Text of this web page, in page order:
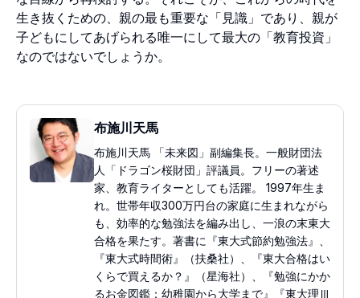
生き抜くための、親の最も重要な「見識」であり、親が
子どもにしてあげられる唯一にして最大の「教育投資」
なのではないでしょうか。
布施川天馬
布施川天馬 「未来図」副編集長。一般財団法
人「ドラゴン桜財団」評議員。フリーの著述
家、教育ライターとしても活躍。 1997年生ま
れ。世帯年収300万円台の家庭に生まれながら
も、効率的な勉強法を編み出し、一浪の末東大
合格を果たす。著書に『東大式節約勉強法』、
『東大式時間術』（扶桑社）、『東大合格はい
くらで買えるか？』（星海社）、『勉強にかか
るお金図鑑：幼稚園から大学まで』『東大理Ⅲ